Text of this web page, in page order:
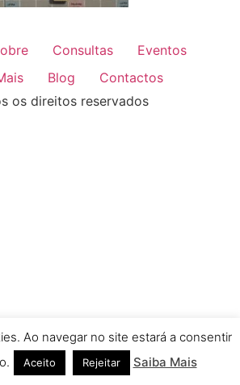
Consultas
Eventos
Blog
Contactos
os direitos reservados
Ao navegar no site estará a consentir
Aceito Rejeitar Saiba Mais